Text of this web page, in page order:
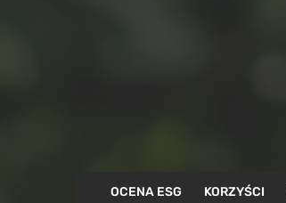
OCENA ESG KORZYŚCI